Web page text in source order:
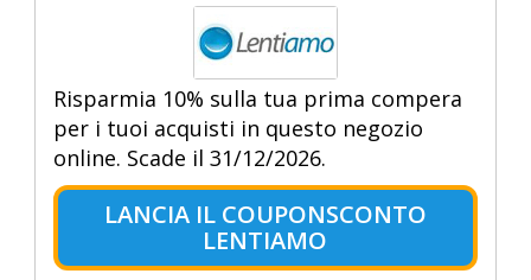
Risparmia 10% sulla tua prima compera
per i tuoi acquisti in questo negozio
online. Scade il 31/12/2026.
LANCIA IL COUPONSCONTO
LENTIAMO